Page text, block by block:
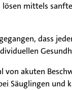
mittels
dass
von akuten
Säuglingen und